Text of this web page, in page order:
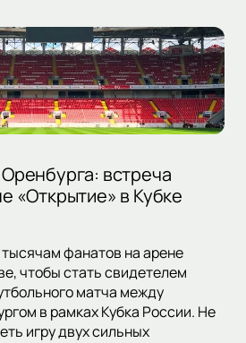
встреча
«Открытие» в Кубке
фанатов на арене
чтобы стать свидетелем
матча между
в рамках Кубка России. Не
игру двух сильных